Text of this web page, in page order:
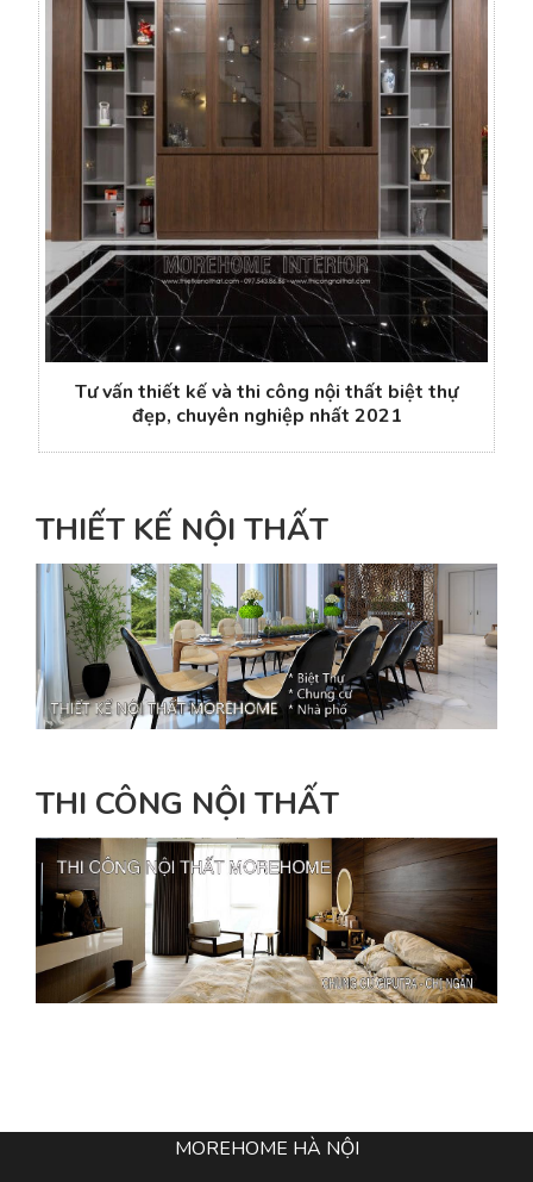
Tư vấn thiết kế và thi công nội thất biệt thự
đẹp, chuyên nghiệp nhất 2021
THIẾT KẾ NỘI THẤT
THI CÔNG NỘI THẤT
MOREHOME HÀ NỘI